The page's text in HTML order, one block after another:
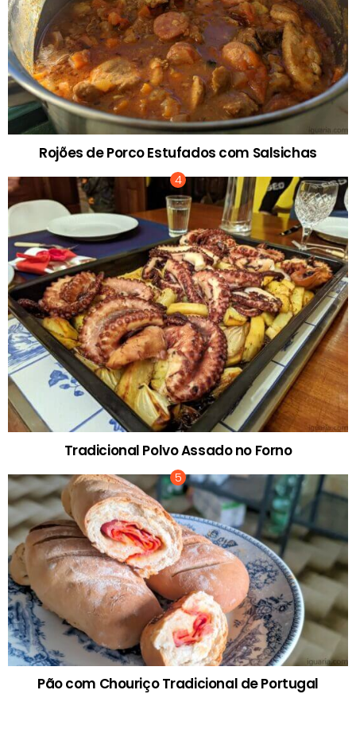
Rojões de Porco Estufados com Salsichas
Tradicional Polvo Assado no Forno
Pão com Chouriço Tradicional de Portugal